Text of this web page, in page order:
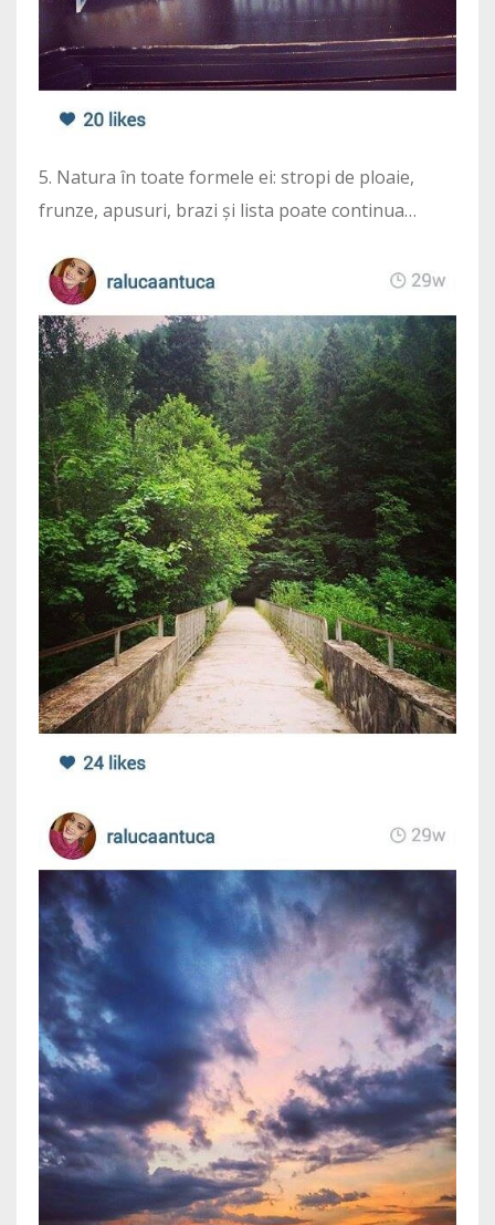
5. Natura în toate formele ei: stropi de ploaie,
frunze, apusuri, brazi și lista poate continua…